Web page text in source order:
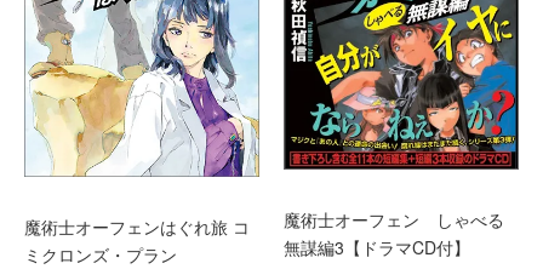
魔術士オーフェンはぐれ旅 コ
ミクロンズ・プラン
魔術士オーフェン しゃべる
無謀編3【ドラマCD付】